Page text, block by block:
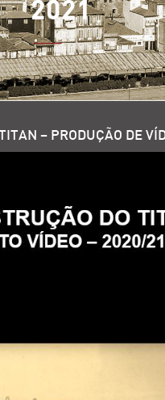
2021
– PRODUÇÃO DE